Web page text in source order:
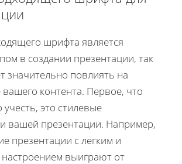
шрифта является
в создании презентации, так
значительно повлиять на
контента. Первое, что
это стилевые
вашей презентации. Например,
презентации с легким и
выиграют от